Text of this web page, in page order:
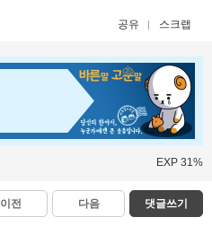
공유 스크랩
EXP 31%
이전 다음 댓글쓰기